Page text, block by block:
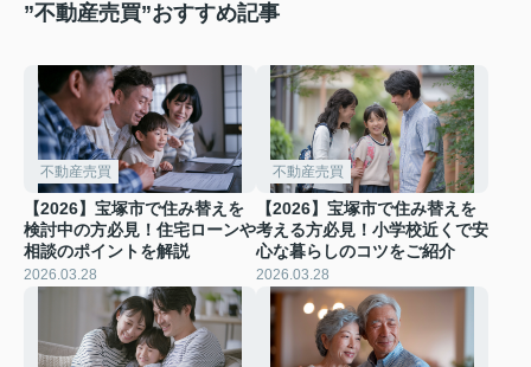
”不動産売買”おすすめ記事
不動産売買
【2026】宝塚市で住み替えを
検討中の方必見！住宅ローンや
相談のポイントを解説
2026.03.28
不動産売買
【2026】宝塚市で住み替えを
考える方必見！小学校近くで安
心な暮らしのコツをご紹介
2026.03.28